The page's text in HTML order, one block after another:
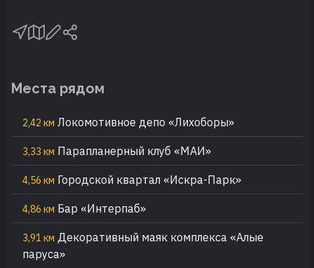
Места рядом
2,42 км Локомотивное депо «Лихоборы»
3,33 км Парапланерный клуб «МАИ»
4,56 км Городской квартал «Искра-Парк»
4,86 км Бар «Интерпаб»
3,91 км Декоративный маяк комплекса «Алые
паруса»